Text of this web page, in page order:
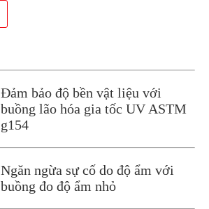
Đảm bảo độ bền vật liệu với
buồng lão hóa gia tốc UV ASTM
g154
Ngăn ngừa sự cố do độ ẩm với
buồng đo độ ẩm nhỏ